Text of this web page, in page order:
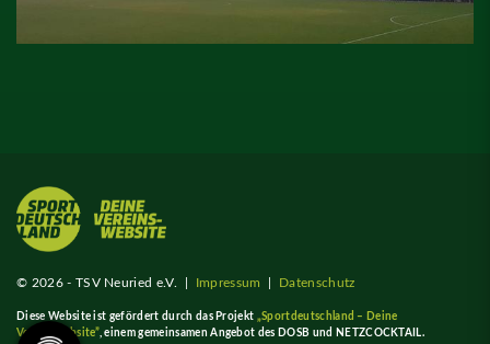
© 2026 - TSV Neuried e.V. | Impressum Datenschutz
Diese Website ist gefördert durch das Projekt „Sportdeutschland – Deine
Vereinswebsite”, einem gemeinsamen Angebot des DOSB und NETZCOCKTAIL.